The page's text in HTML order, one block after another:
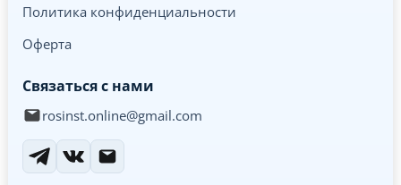
Политика конфиденциальности
Оферта
Связаться с нами
rosinst.online@gmail.com